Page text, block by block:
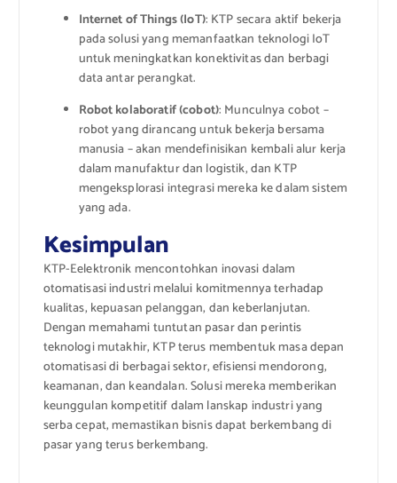
Internet of Things (IoT): KTP secara aktif bekerja
pada solusi yang memanfaatkan teknologi IoT
untuk meningkatkan konektivitas dan berbagi
data antar perangkat.
Robot kolaboratif (cobot): Munculnya cobot –
robot yang dirancang untuk bekerja bersama
manusia – akan mendefinisikan kembali alur kerja
dalam manufaktur dan logistik, dan KTP
mengeksplorasi integrasi mereka ke dalam sistem
yang ada.
Kesimpulan
KTP-Eelektronik mencontohkan inovasi dalam
otomatisasi industri melalui komitmennya terhadap
kualitas, kepuasan pelanggan, dan keberlanjutan.
Dengan memahami tuntutan pasar dan perintis
teknologi mutakhir, KTP terus membentuk masa depan
otomatisasi di berbagai sektor, efisiensi mendorong,
keamanan, dan keandalan. Solusi mereka memberikan
keunggulan kompetitif dalam lanskap industri yang
serba cepat, memastikan bisnis dapat berkembang di
pasar yang terus berkembang.